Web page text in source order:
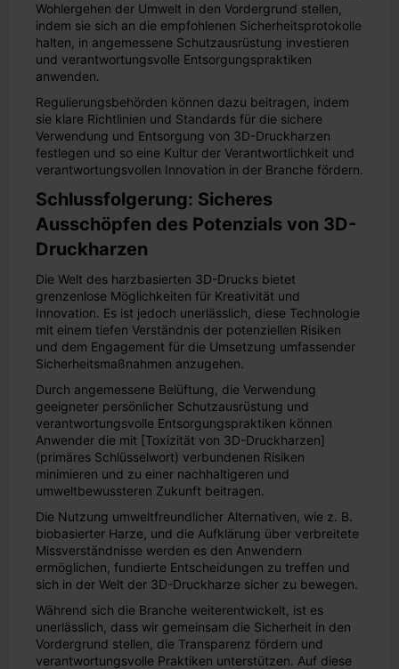
Wohlergehen der Umwelt in den Vordergrund stellen,
indem sie sich an die empfohlenen Sicherheitsprotokolle
halten, in angemessene Schutzausrüstung investieren
und verantwortungsvolle Entsorgungspraktiken
anwenden.
Regulierungsbehörden können dazu beitragen, indem
sie klare Richtlinien und Standards für die sichere
Verwendung und Entsorgung von 3D-Druckharzen
festlegen und so eine Kultur der Verantwortlichkeit und
verantwortungsvollen Innovation in der Branche fördern.
Schlussfolgerung: Sicheres
Ausschöpfen des Potenzials von 3D-
Druckharzen
Die Welt des harzbasierten 3D-Drucks bietet
grenzenlose Möglichkeiten für Kreativität und
Innovation. Es ist jedoch unerlässlich, diese Technologie
mit einem tiefen Verständnis der potenziellen Risiken
und dem Engagement für die Umsetzung umfassender
Sicherheitsmaßnahmen anzugehen.
Durch angemessene Belüftung, die Verwendung
geeigneter persönlicher Schutzausrüstung und
verantwortungsvolle Entsorgungspraktiken können
Anwender die mit [Toxizität von 3D-Druckharzen]
(primäres Schlüsselwort) verbundenen Risiken
minimieren und zu einer nachhaltigeren und
umweltbewussteren Zukunft beitragen.
Die Nutzung umweltfreundlicher Alternativen, wie z. B.
biobasierter Harze, und die Aufklärung über verbreitete
Missverständnisse werden es den Anwendern
ermöglichen, fundierte Entscheidungen zu treffen und
sich in der Welt der 3D-Druckharze sicher zu bewegen.
Während sich die Branche weiterentwickelt, ist es
unerlässlich, dass wir gemeinsam die Sicherheit in den
Vordergrund stellen, die Transparenz fördern und
verantwortungsvolle Praktiken unterstützen. Auf diese